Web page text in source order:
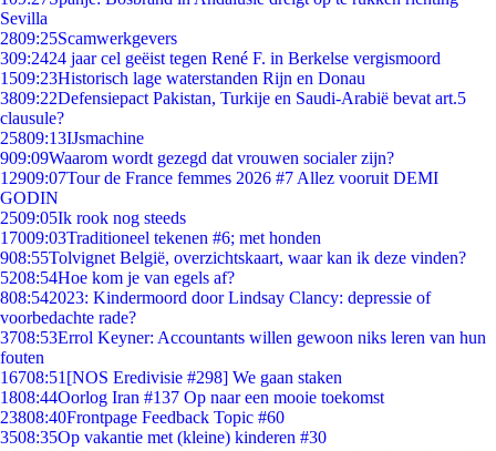
Sevilla
2809:25Scamwerkgevers
309:2424 jaar cel geëist tegen René F. in Berkelse vergismoord
1509:23Historisch lage waterstanden Rijn en Donau
3809:22Defensiepact Pakistan, Turkije en Saudi-Arabië bevat art.5
clausule?
25809:13IJsmachine
909:09Waarom wordt gezegd dat vrouwen socialer zijn?
12909:07Tour de France femmes 2026 #7 Allez vooruit DEMI
GODIN
2509:05Ik rook nog steeds
17009:03Traditioneel tekenen #6; met honden
908:55Tolvignet België, overzichtskaart, waar kan ik deze vinden?
5208:54Hoe kom je van egels af?
808:542023: Kindermoord door Lindsay Clancy: depressie of
voorbedachte rade?
3708:53Errol Keyner: Accountants willen gewoon niks leren van hun
fouten
16708:51 [NOS Eredivisie #298] We gaan staken
1808:44Oorlog Iran #137 Op naar een mooie toekomst
23808:40Frontpage Feedback Topic #60
3508:35Op vakantie met (kleine) kinderen #30